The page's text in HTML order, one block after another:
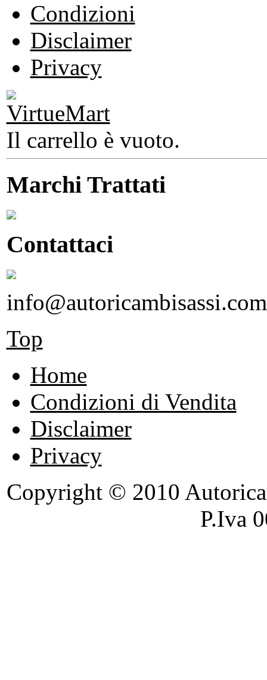
Condizioni
Disclaimer
Privacy
Il carrello è vuoto.
Marchi Trattati
Contattaci
info@autoricambisassi.com
Top
Home
Condizioni di Vendita
Disclaimer
Privacy
Copyright © 2010
P.Iva